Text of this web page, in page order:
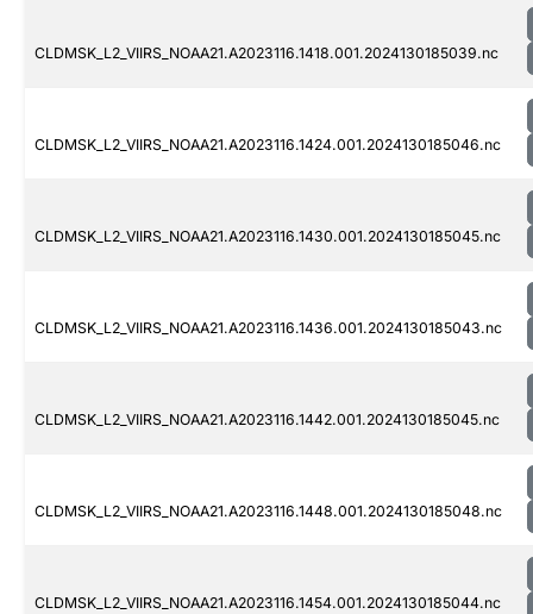
CLDMSK_L2_VIIRS_NOAA21.A2023116.1418.001.2024130185039.nc
CLDMSK_L2_VIIRS_NOAA21.A2023116.1424.001.2024130185046.nc
CLDMSK_L2_VIIRS_NOAA21.A2023116.1430.001.2024130185045.nc
CLDMSK_L2_VIIRS_NOAA21.A2023116.1436.001.2024130185043.nc
CLDMSK_L2_VIIRS_NOAA21.A2023116.1442.001.2024130185045.nc
CLDMSK_L2_VIIRS_NOAA21.A2023116.1448.001.2024130185048.nc
CLDMSK_L2_VIIRS_NOAA21.A2023116.1454.001.2024130185044.nc